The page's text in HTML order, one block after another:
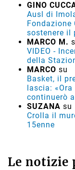
GINO
Ausl di
Fondazione
sostenere il
MARCO M.
VIDEO -
della
MARCO su
Basket, il
lascia:
continuerò
SUZANA su
Crolla il
15enne
Le notizie